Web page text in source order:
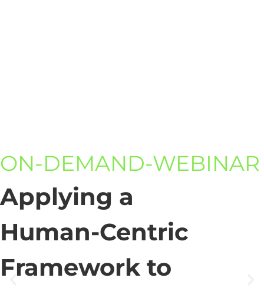
ON-DEMAND-WEBINAR
Applying a
Human-Centric
Framework to